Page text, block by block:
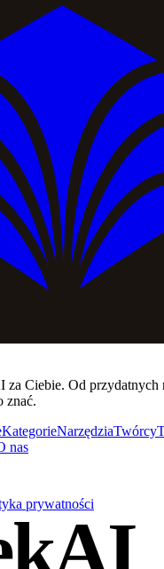
za Ciebie. Od przydatnych
znać.
KategorieNarzędziaTwórcy
nas
prywatności